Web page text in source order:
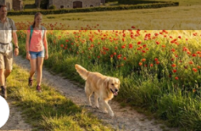
à HENNUYÈRES